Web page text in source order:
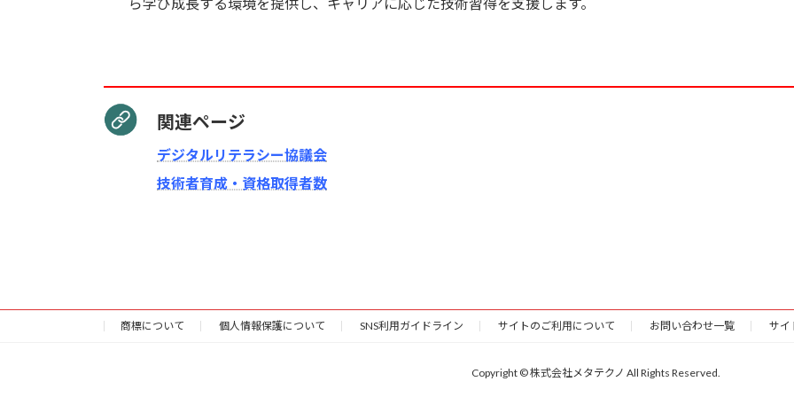
関連ページ
デジタルリテラシー協議会
技術者育成・資格取得者数
商標について 個人情報保護について SNS利用ガイドライン サイトのご利用について お問い合わせ一覧 サイ
Copyright © 株式会社メタテクノ All Rights Reserved.